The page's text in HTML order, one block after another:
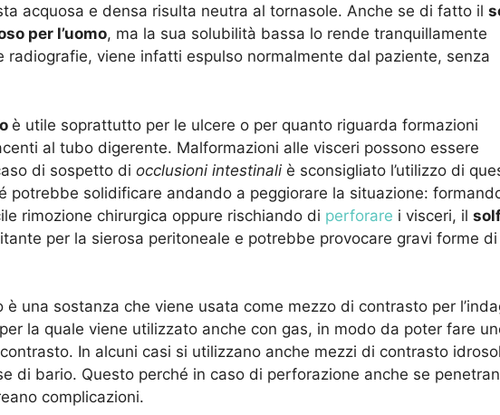
acquosa e densa risulta neutra al tornasole. Anche se di fatto il
per l’uomo, ma la sua solubilità bassa lo rende tranquillamente
radiografie, viene infatti espulso normalmente dal paziente, senza
è utile soprattutto per le ulcere o per quanto riguarda formazioni
al tubo digerente. Malformazioni alle visceri possono essere
di sospetto di occlusioni intestinali è sconsigliato l’utilizzo di
potrebbe solidificare andando a peggiorare la situazione:
rimozione chirurgica oppure rischiando di perforare i visceri, il
per la sierosa peritoneale e potrebbe provocare gravi forme di
è una sostanza che viene usata come mezzo di contrasto per
la quale viene utilizzato anche con gas, in modo da poter fare
In alcuni casi si utilizzano anche mezzi di contrasto
di bario. Questo perché in caso di perforazione anche se
complicazioni.